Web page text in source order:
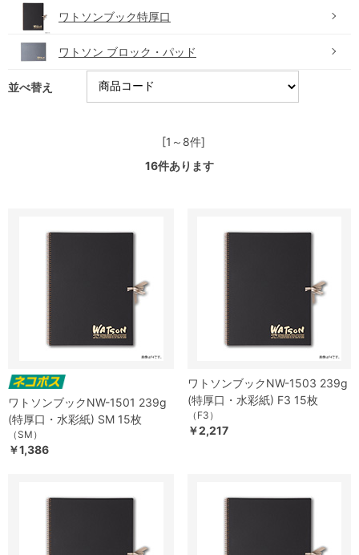
ワトソンブック特厚口
ワトソン ブロック・パッド
並べ替え
[1～8件]
16件あります
ワトソンブックNW-1501 239g
(特厚口・水彩紙) SM 15枚
（SM）
￥1,386
ワトソンブックNW-1503 239g
(特厚口・水彩紙) F3 15枚
（F3）
￥2,217